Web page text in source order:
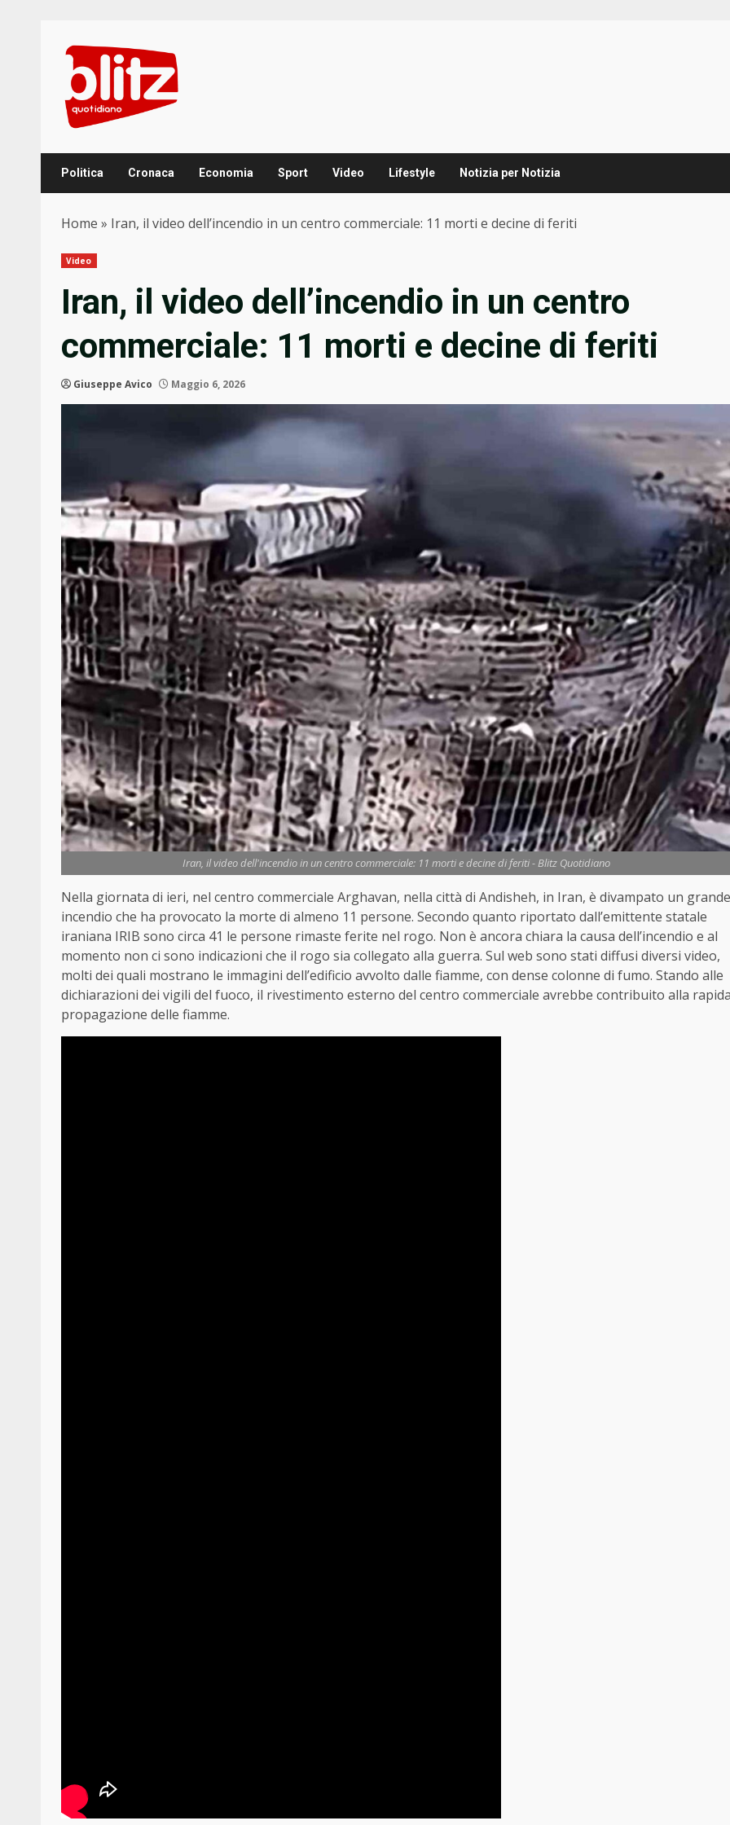
content
Politica Cronaca Economia Sport Video Lifestyle Notizia per Notizia
Home » Iran, il video dell’incendio in un centro commerciale: 11 morti e decine di feriti
Video
Iran, il video dell’incendio in un centro
commerciale: 11 morti e decine di feriti
Giuseppe Avico Maggio 6, 2026
Iran, il video dell'incendio in un centro commerciale: 11 morti e decine di feriti - Blitz Quotidiano
Nella giornata di ieri, nel centro commerciale Arghavan, nella città di Andisheh, in Iran, è divampato un grande
incendio che ha provocato la morte di almeno 11 persone. Secondo quanto riportato dall’emittente statale
iraniana IRIB sono circa 41 le persone rimaste ferite nel rogo. Non è ancora chiara la causa dell’incendio e al
momento non ci sono indicazioni che il rogo sia collegato alla guerra. Sul web sono stati diffusi diversi video,
molti dei quali mostrano le immagini dell’edificio avvolto dalle fiamme, con dense colonne di fumo. Stando alle
dichiarazioni dei vigili del fuoco, il rivestimento esterno del centro commerciale avrebbe contribuito alla
propagazione delle fiamme.